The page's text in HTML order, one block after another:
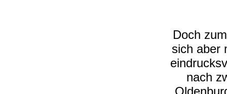
Doch
sich aber
nach